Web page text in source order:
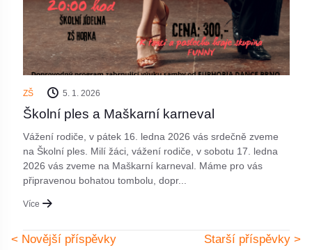
ZŠ 5. 1. 2026
Školní ples a Maškarní karneval
Vážení rodiče, v pátek 16. ledna 2026 vás srdečně zveme
na Školní ples. Milí žáci, vážení rodiče, v sobotu 17. ledna
2026 vás zveme na Maškarní karneval. Máme pro vás
připravenou bohatou tombolu, dopr...
Více
< Novější příspěvky Starší příspěvky >